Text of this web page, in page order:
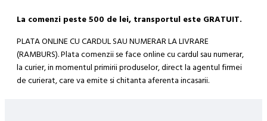
La comenzi peste 500 de lei, transportul este GRATUIT.
PLATA ONLINE CU CARDUL SAU NUMERAR LA LIVRARE
(RAMBURS). Plata comenzii se face online cu cardul sau numerar,
la curier, in momentul primirii produselor, direct la agentul firmei
de curierat, care va emite si chitanta aferenta incasarii.